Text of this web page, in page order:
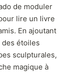
de moduler
lire un livre
En ajoutant
des étoiles
sculpturales,
magique à